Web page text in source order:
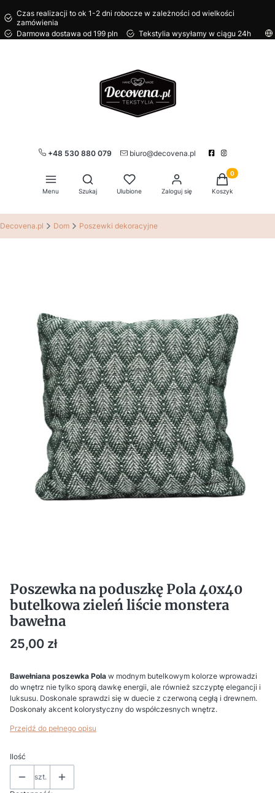
Czas realizacji to ok 1-2 dni robocze w zależności od wielkości
zamówienia
Darmowa dostawa od 199 pln
Tekstylia wysyłamy w ciągu 24h
+48 530 880 079 biuro@decovena.pl
Menu
Otwórz wyszukiwarkę
Szukaj Ulubione Zaloguj się
Produkty w
Koszyk
Decovena.pl Dom Poszewki dekoracyjne
Poszewka na poduszkę Pola 40x40
butelkowa zieleń liście monstera
bawełna
Cena
25,00 zł
Bawełniana poszewka Pola w modnym butelkowym kolorze wprowadzi
do wnętrz nie tylko sporą dawkę energii, ale również szczyptę elegancji i
luksusu. Doskonale sprawdzi się w duecie z czerwoną cegłą i drewnem.
Doskonały akcent kolorystyczny do współczesnych wnętrz.
Przejdź do pełnego opisu
Ilość
szt.